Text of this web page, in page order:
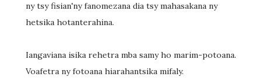
ny tsy fisian'ny fanomezana dia tsy mahasakana ny
hetsika hotanterahina.
Iangaviana isika rehetra mba samy ho marim-potoana.
Voafetra ny fotoana hiarahantsika mifaly.